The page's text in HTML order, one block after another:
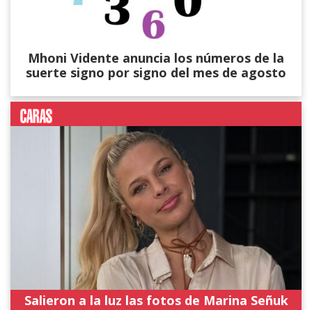
Mhoni Vidente anuncia los números de la
suerte signo por signo del mes de agosto
Salieron a la luz las fotos de Marina Señuk